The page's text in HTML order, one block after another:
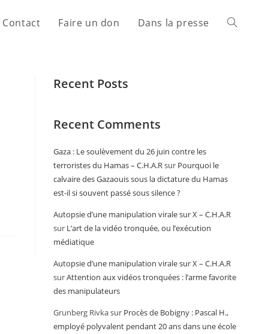
Contact Faire un don Dans la presse
Recent Posts
Recent Comments
Gaza : Le soulèvement du 26 juin contre les
terroristes du Hamas – C.H.A.Rsur Pourquoi le
calvaire des Gazaouis sous la dictature du Hamas
est-il si souvent passé sous silence ?
Autopsie d’une manipulation virale sur X – C.H.A.R
sur L’art de la vidéo tronquée, ou l’exécution
médiatique
Autopsie d’une manipulation virale sur X – C.H.A.R
surAttention aux vidéos tronquées : l’arme favorite
des manipulateurs
Grunberg Rivkasur Procès de Bobigny : Pascal H.,
employé polyvalent pendant 20 ans dans une école